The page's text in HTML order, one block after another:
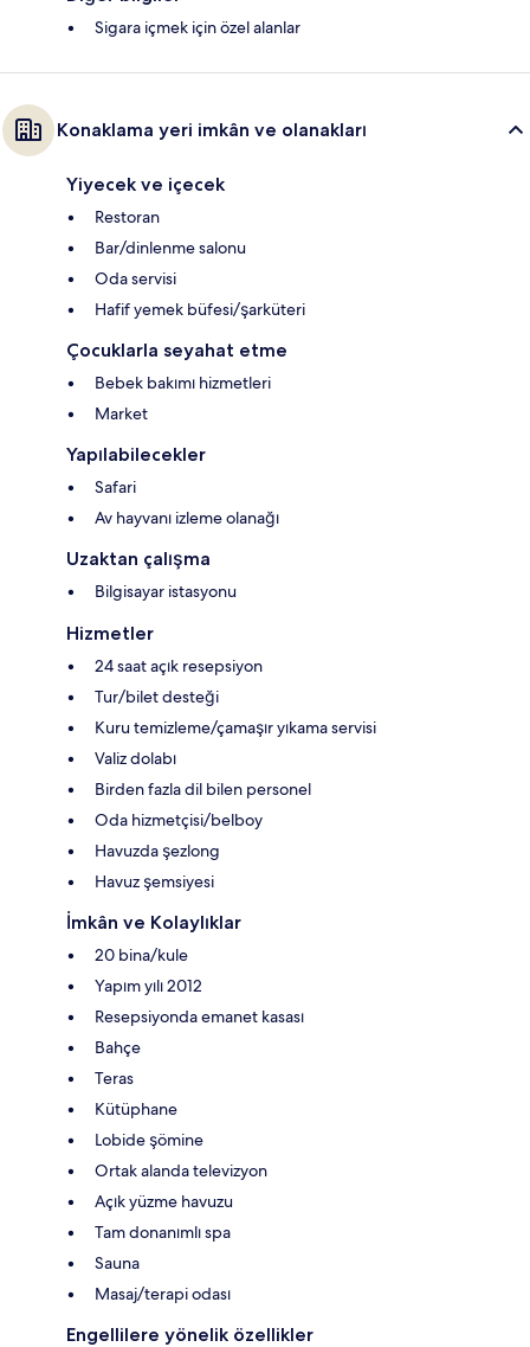
Sigara içmek için özel alanlar
Konaklama yeri imkân ve olanakları
Yiyecek ve içecek
Restoran
Bar/dinlenme salonu
Oda servisi
Hafif yemek büfesi/şarküteri
Çocuklarla seyahat etme
Bebek bakımı hizmetleri
Market
Yapılabilecekler
Safari
Av hayvanı izleme olanağı
Uzaktan çalışma
Bilgisayar istasyonu
Hizmetler
24 saat açık resepsiyon
Tur/bilet desteği
Kuru temizleme/çamaşır yıkama servisi
Valiz dolabı
Birden fazla dil bilen personel
Oda hizmetçisi/belboy
Havuzda şezlong
Havuz şemsiyesi
İmkân ve Kolaylıklar
20 bina/kule
Yapım yılı 2012
Resepsiyonda emanet kasası
Bahçe
Teras
Kütüphane
Lobide şömine
Ortak alanda televizyon
Açık yüzme havuzu
Tam donanımlı spa
Sauna
Masaj/terapi odası
Engellilere yönelik özellikler